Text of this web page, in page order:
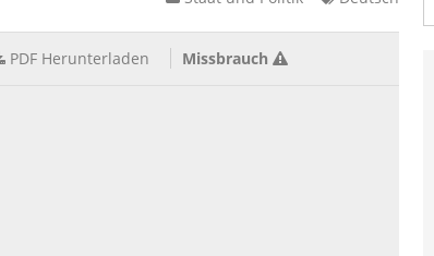
PDF Herunterladen Missbrauch